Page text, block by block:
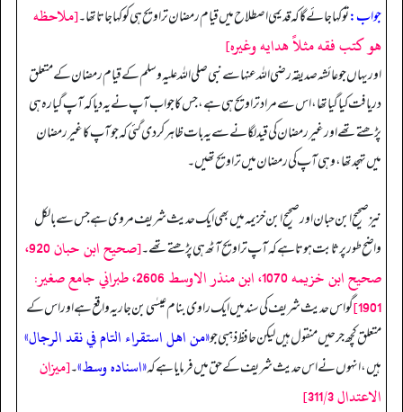
جواب:تو کہا جائے گا کہ قدیمی اصطلاح میں قیام رمضان تراویح ہی کو کہا جاتا تھا۔[ملاحظه
هو كتب فقه مثلاً هدايه وغيره]
اور یہاں جو عائشہ صدیقہ رضی اللہ عنہا سے نبی صلی اللہ علیہ وسلم کے قیام رمضان کے متعلق
دریافت کیا گیا تھا، اس سے مراد تراویح ہی ہے، جس کا جواب آپ نے یہ دیا کہ آپ گیارہ ہی
پڑھتے تھے اور غیر رمضان کی قید لگانے سے یہ بات ظاہر کر دی گئی کہ جو آپ کا غیر رمضان
میں تہجد تھا، وہی آپ کی رمضان میں تراویح تھیں۔
نیز صحیح ابن حبان اور صحیح ابن خزیمہ میں بھی ایک حدیث شریف مروی ہے جس سے بالکل
واضح طور پر ثابت ہوتا ہے کہ آپ تراویح آٹھ ہی پڑھتے تھے۔
[صحيح ابن حبان 920،
صحيح ابن خزيمه 1070، ابن منذر الاوسط 2606، طبراني جامع صغير:
1901]گو اس حدیث شریف کی سند میں ایک راوی بنام عیسٰی بن جاریہ واقع ہے اور اس کے
متعلق کچھ جرحیں منقول ہیں لیکن حافظ ذہبی جو«من اهل استقراء التام في نقد الرجال»
ہیں، انہوں نے اس حدیث شریف کے حق میں فرمایا ہے کہ«اسناده وسط»۔[ميزان
الاعتدال 311/3]